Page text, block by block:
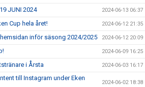
JUNI 2024 2024-06-13 06:37
Cup hela året! 2024-06-12 21:35
inför säsong 2024/2025 2024-06-12 20:09
2024-06-09 16:25
i Årsta 2024-06-03 16:17
till Instagram under Eken
2024-06-02 18:38